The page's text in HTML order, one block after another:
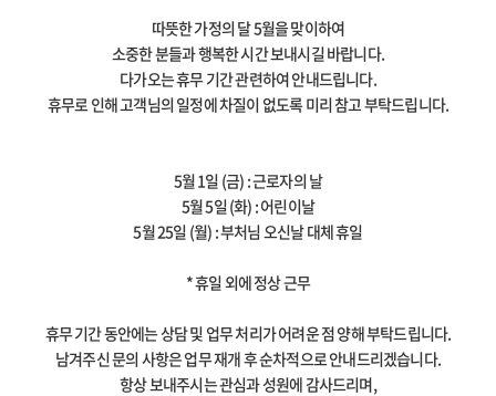
따뜻한 가정의 달 5월을 맞이하여
소중한 분들과 행복한 시간 보내시길 바랍니다.
다가오는 휴무 기간 관련하여 안내드립니다.
휴무로 인해 고객님의 일정에 차질이 없도록 미리 참고 부탁드립니다.
5월 1일 (금) : 근로자의 날
5월 5일 (화) : 어린이날
5월 25일 (월) : 부처님 오신날 대체 휴일
* 휴일 외에 정상 근무
휴무 기간 동안에는 상담 및 업무 처리가 어려운 점 양해 부탁드립니다.
남겨주신 문의 사항은 업무 재개 후 순차적으로 안내드리겠습니다.
항상 보내주시는 관심과 성원에 감사드리며,